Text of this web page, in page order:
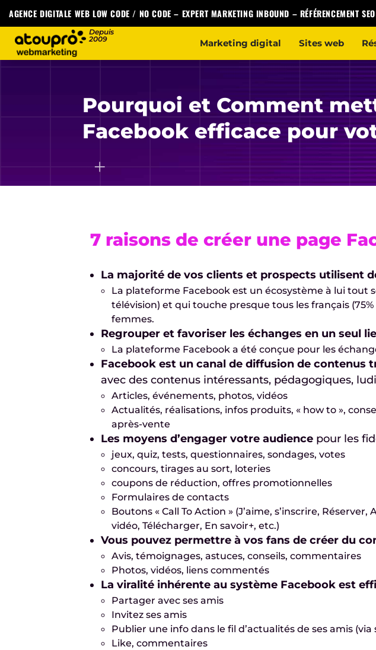
AGENCE DIGITALE WEB LOW CODE / NO CODE – EXPERT MARKETING INBOUND – RÉFÉRENCEMENT
Marketing digital Sites web
Pourquoi et Comment
Facebook efficace pour
7 raisons de créer une page
La majorité de vos clients et prospects utilisent
La plateforme Facebook est un écosystème à lui
télévision) et qui touche presque tous les français
femmes.
Regrouper et favoriser les échanges en un seul
La plateforme Facebook a été conçue pour les
Facebook est un canal de diffusion de contenus
avec des contenus intéressants, pédagogiques,
Articles, événements, photos, vidéos
Actualités, réalisations, infos produits, « how to »,
après-vente
Les moyens d’engager votre audiencepour les
jeux, quiz, tests, questionnaires, sondages, votes
concours, tirages au sort, loteries
coupons de réduction, offres promotionnelles
Formulaires de contacts
Boutons « Call To Action » (J’aime, s’inscrire,
vidéo, Télécharger, En savoir+, etc.)
Vous pouvez permettre à vos fans de créer du
Avis, témoignages, astuces, conseils, commentaires
Photos, vidéos, liens commentés
La viralité inhérente au système Facebook est
Partager avec ses amis
Invitez ses amis
Publier une info dans le fil d’actualités de ses amis (via
Like, commentaires